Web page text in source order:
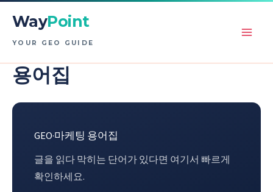
WayPoint
YOUR GEO GUIDE
용어집
GEO·마케팅 용어집
글을 읽다 막히는 단어가 있다면 여기서 빠르게
확인하세요.